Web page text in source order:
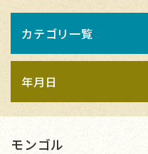
カテゴリ一覧
年月日
モンゴル